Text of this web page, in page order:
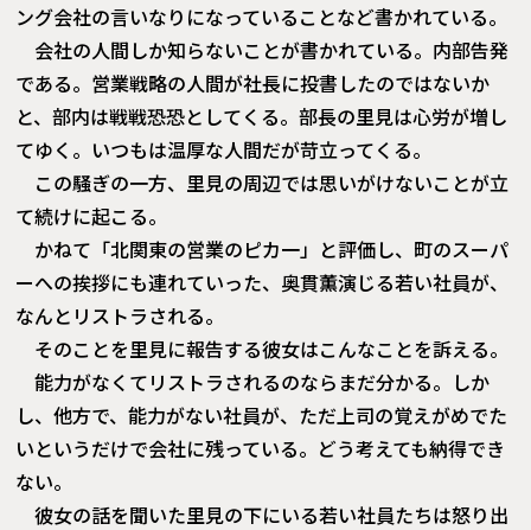
ング会社の言いなりになっていることなど書かれている。
会社の人間しか知らないことが書かれている。内部告発
である。営業戦略の人間が社長に投書したのではないか
と、部内は戦戦恐恐としてくる。部長の里見は心労が増し
てゆく。いつもは温厚な人間だが苛立ってくる。
この騒ぎの一方、里見の周辺では思いがけないことが立
て続けに起こる。
かねて「北関東の営業のピカ一」と評価し、町のスーパ
ーへの挨拶にも連れていった、奥貫薫演じる若い社員が、
なんとリストラされる。
そのことを里見に報告する彼女はこんなことを訴える。
能力がなくてリストラされるのならまだ分かる。しか
し、他方で、能力がない社員が、ただ上司の覚えがめでた
いというだけで会社に残っている。どう考えても納得でき
ない。
彼女の話を聞いた里見の下にいる若い社員たちは怒り出